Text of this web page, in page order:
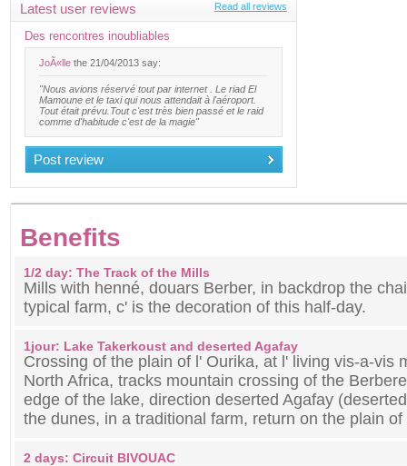
Latest user reviews Read all reviews
Des rencontres inoubliables
JoÃ«lle the 21/04/2013 say:
"Nous avions réservé tout par internet . Le riad El
Mamoune et le taxi qui nous attendait à l'aéroport.
Tout était prévu.Tout c'est très bien passé et le raid
comme d'habitude c'est de la magie"
Post review
Benefits
1/2 day: The Track of the Mills
Mills with henné, douars Berber, in backdrop the
typical farm, c' is the decoration of this half-day.
1jour: Lake Takerkoust and deserted Agafay
Crossing of the plain of l' Ourika, at l' living vis-a-vis
North Africa, tracks mountain crossing of the
edge of the lake, direction deserted Agafay
the dunes, in a traditional farm, return on the plain of
2 days: Circuit BIVOUAC